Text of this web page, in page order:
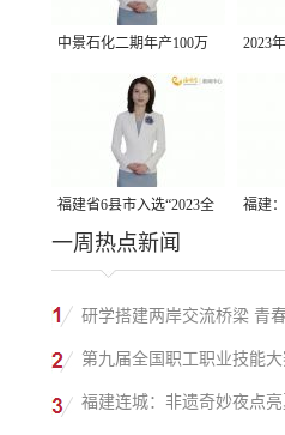
中景石化二期年产100万
吨丙烷脱氢项目建成中交
2023
节有
福建省6县市入选“2023全
国县域发展潜力百强县”
福建
一周热点新闻
研学搭建两岸交流桥梁 青
第九届全国职工职业技能大
行
福建连城：非遗奇妙夜点亮